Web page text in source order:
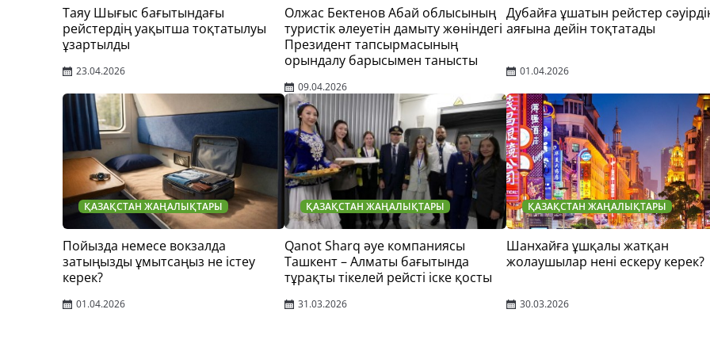
Таяу Шығыс бағытындағы
рейстердің уақытша тоқтатылуы
ұзартылды
23.04.2026
Олжас Бектенов Абай облысының
туристік әлеуетін дамыту жөніндегі
Президент тапсырмасының
орындалу барысымен танысты
09.04.2026
Дубайға ұшатын рейстер
аяғына дейін тоқтатады
01.04.2026
ҚАЗАҚСТАН ЖАҢАЛЫҚТАРЫ
Пойызда немесе вокзалда
затыңызды ұмытсаңыз не істеу
керек?
01.04.2026
ҚАЗАҚСТАН ЖАҢАЛЫҚТАРЫ
Qanot Sharq әуе компаниясы
Ташкент – Алматы бағытында
тұрақты тікелей рейсті іске қосты
31.03.2026
ҚАЗАҚСТАН ЖАҢАЛЫҚТАРЫ
Шанхайға ұшқалы жатқан
жолаушылар нені ескеру керек?
30.03.2026